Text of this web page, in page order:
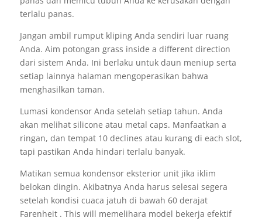
terlalu panas.
Jangan ambil rumput kliping Anda sendiri luar ruang
Anda. Aim potongan grass inside a different direction
dari sistem Anda. Ini berlaku untuk daun meniup serta
setiap lainnya halaman mengoperasikan bahwa
menghasilkan taman.
Lumasi kondensor Anda setelah setiap tahun. Anda
akan melihat silicone atau metal caps. Manfaatkan a
ringan, dan tempat 10 declines atau kurang di each slot,
tapi pastikan Anda hindari terlalu banyak.
Matikan semua kondensor eksterior unit jika iklim
belokan dingin. Akibatnya Anda harus selesai segera
setelah kondisi cuaca jatuh di bawah 60 derajat
Farenheit . This will memelihara model bekerja efektif